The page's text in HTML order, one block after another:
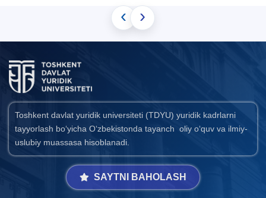
‹ ›
Toshkent davlat yuridik universiteti (TDYU) yuridik kadrlarni
tayyorlash bo‘yicha O‘zbekistonda tayanch oliy o‘quv va ilmiy-
uslubiy muassasa hisoblanadi.
SAYTNI BAHOLASH